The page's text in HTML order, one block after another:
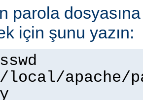
parola dosyasına
için şunu yazın:
apache/